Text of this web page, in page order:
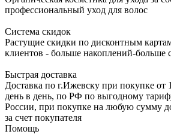
профессиональный уход для волос
Система скидок
Растущие скидки по дисконтным
клиентов - больше накоплений-больше
Быстрая доставка
Доставка по г.Ижевску при покупке от
день в день, по РФ по выгодному
России, при покупке на любую сумму
за счет покупателя
Помощь